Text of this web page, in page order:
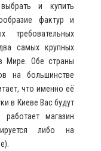
и купить
фактур и
требовательных
самых крупных
Мире. Обе страны
на большинстве
что именно её
в Киеве Вас будут
магазин
либо на